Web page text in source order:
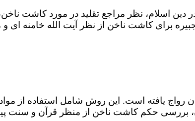
اسلام، نظر مراجع تقلید در مورد کاشت
برای کاشت ناخن از نظر آیت الله خامنه ای و
یافته است. این روش شامل استفاده از
بررسی حکم کاشت ناخن از منظر قرآن و